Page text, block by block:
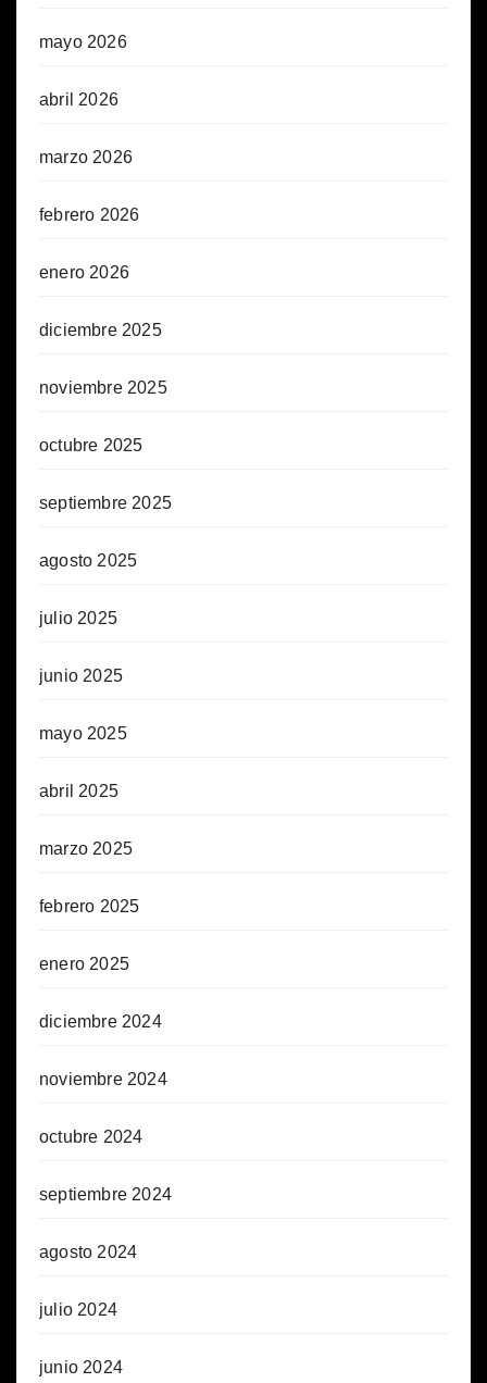
mayo 2026
abril 2026
marzo 2026
febrero 2026
enero 2026
diciembre 2025
noviembre 2025
octubre 2025
septiembre 2025
agosto 2025
julio 2025
junio 2025
mayo 2025
abril 2025
marzo 2025
febrero 2025
enero 2025
diciembre 2024
noviembre 2024
octubre 2024
septiembre 2024
agosto 2024
julio 2024
junio 2024